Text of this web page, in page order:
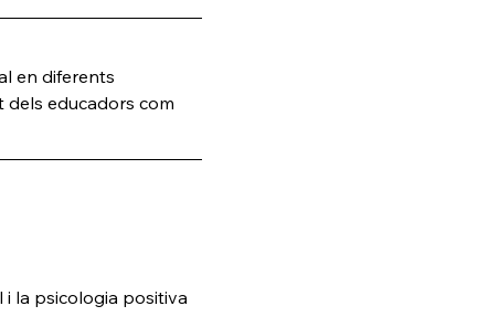
en diferents
dels educadors com
i la psicologia positiva